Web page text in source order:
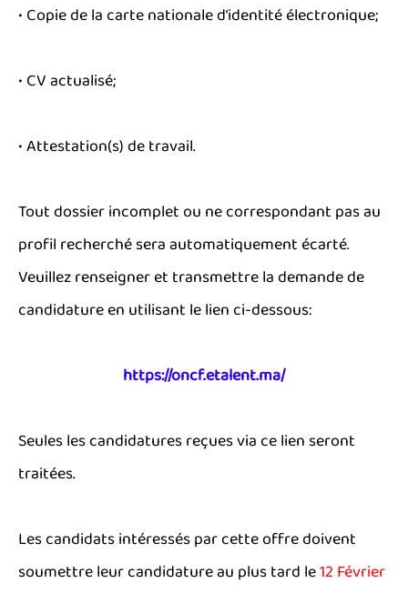
• Copie de la carte nationale d’identité électronique;
• CV actualisé;
• Attestation(s) de travail.
Tout dossier incomplet ou ne correspondant pas au
profil recherché sera automatiquement écarté.
Veuillez renseigner et transmettre la demande de
candidature en utilisant le lien ci-dessous:
https://oncf.etalent.ma/
Seules les candidatures reçues via ce lien seront
traitées.
Les candidats intéressés par cette offre doivent
soumettre leur candidature au plus tard le12 Février